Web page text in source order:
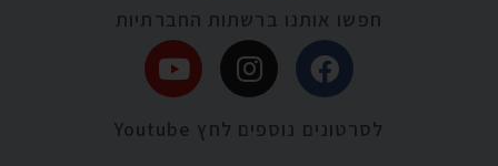
חפשו אותנו ברשתות החברתיות
לסרטונים נוספים לחץ Youtube